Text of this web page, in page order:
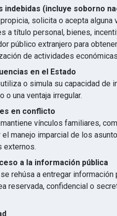
indebidas (incluye soborno
solicita o acepta alguna
a título personal, bienes,
público extranjero para
de actividades
en el Estado
o simula su capacidad de
o una ventaja irregular.
en conflicto
vínculos familiares,
manejo imparcial de los
externos.
a la información pública
rehúsa a entregar
reservada, confidencial o